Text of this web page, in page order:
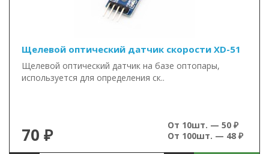
Щелевой оптический датчик скорости XD-51
Щелевой оптический датчик на базе оптопары,
используется для определения ск..
70 ₽
От 10шт. — 50 ₽
От 100шт. — 48 ₽